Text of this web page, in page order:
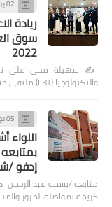
02 يونيو 2022
ريادة
سوق
2022
والتكنولوجيا (LBT) ملتقى مستقبل سوق العمل (ملت…
05 يوليو 2022
إدفو /
متابعه /بسمه عبد الرحمن
كريمه بمواصلة المرور